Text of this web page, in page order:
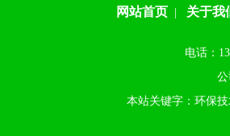
网站首页 关于我
电话：
本站关键字：环保